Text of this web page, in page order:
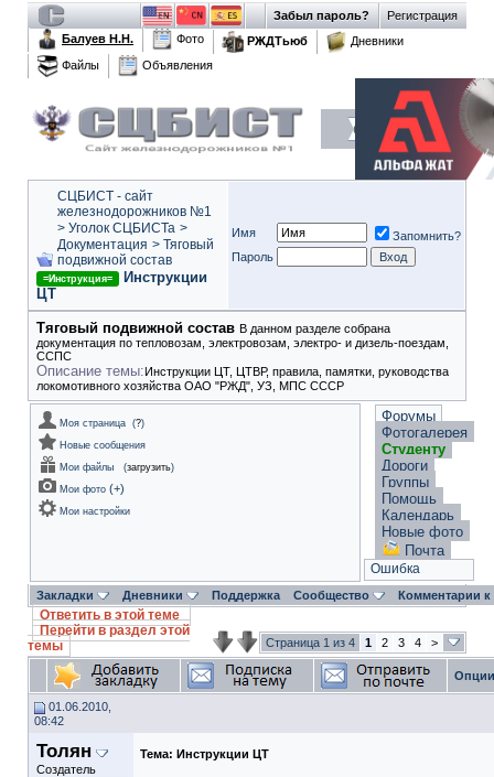
Регистрация
Забыл пароль?
Балуев Н.Н.
Фото РЖДТьюб
Дневники
Файлы
Объявления
СЦБИСТ - сайт
железнодорожников №1
> Уголок СЦБИСТа >
Документация > Тяговый
подвижной состав
=Инструкция=
Инструкции
ЦТ
Имя
Запомнить?
Пароль
Тяговый подвижной состав В данном разделе собрана
документация по тепловозам, электровозам, электро- и дизель-поездам,
ССПС
Описание темы:Инструкции ЦТ, ЦТВР, правила, памятки, руководства
локомотивного хозяйства ОАО "РЖД", УЗ, МПС СССР
Моя страница (?)
Новые сообщения
Мои файлы
(загрузить)
Мои фото (+)
Мои настройки
Форумы
Фотогалерея
Студенту
Дороги
Группы
Помощь
Календарь
Новые фото
Почта
Ошибка
Закладки Дневники Поддержка Сообщество Комментарии
Ответить в этой теме
Перейти в раздел этой
темы
Страница 1 из 4 1 2 3 4 >
01.06.2010,
08:42
Толян
Создатель
Тема: Инструкции ЦТ